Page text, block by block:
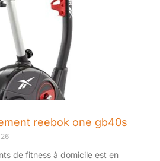
reebok one gb40s
de fitness à domicile est en